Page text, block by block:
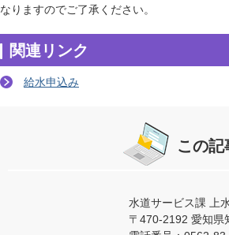
なりますのでご了承ください。
関連リンク
給水申込み
この
水道サービス課 上
〒470-2192 愛知県